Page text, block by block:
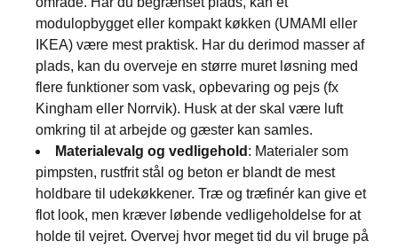
modulopbygget eller kompakt køkken (UMAMI eller
IKEA) være mest praktisk. Har du derimod masser af
plads, kan du overveje en større muret løsning med
flere funktioner som vask, opbevaring og pejs (fx
Kingham eller Norrvik). Husk at der skal være luft
omkring til at arbejde og gæster kan samles.
Materialevalg og vedligehold : Materialer som
pimpsten, rustfrit stål og beton er blandt de mest
holdbare til udekøkkener​. Træ og træfinér kan give et
flot look, men kræver løbende vedligeholdelse for at
holde til vejret. Overvej hvor meget tid du vil bruge på